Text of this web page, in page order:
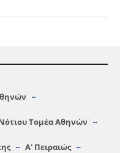
Τομέα Αθηνών
Α′ Πειραιώς